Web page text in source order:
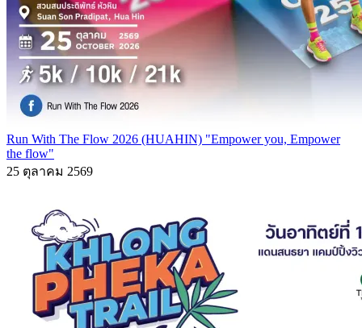
Run With The Flow 2026 (HUAHIN) "Empower you, Empower
the flow"
25 ตุลาคม 2569